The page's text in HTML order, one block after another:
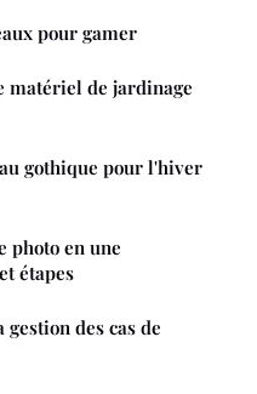
pour gamer
matériel de jardinage
gothique pour l'hiver
photo en une
étapes
des cas de